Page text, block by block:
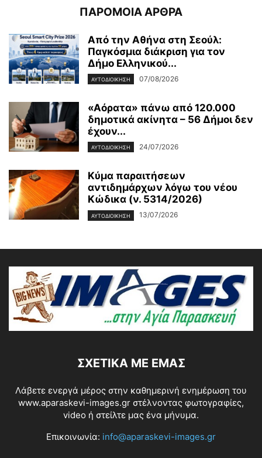
ΠΑΡΟΜΟΙΑ ΑΡΘΡΑ
Από την Αθήνα στη Σεούλ:
Παγκόσμια διάκριση για τον
Δήμο Ελληνικού...
ΑΥΤΟΔΙΟΙΚΗΣΗ 07/08/2026
«Αόρατα» πάνω από 120.000
δημοτικά ακίνητα – 56 Δήμοι δεν
έχουν...
ΑΥΤΟΔΙΟΙΚΗΣΗ 24/07/2026
Κύμα παραιτήσεων
αντιδημάρχων λόγω του νέου
Κώδικα (ν. 5314/2026)
ΑΥΤΟΔΙΟΙΚΗΣΗ 13/07/2026
ΣΧΕΤΙΚΆ ΜΕ ΕΜΆΣ
Λάβετε ενεργά μέρος στην καθημερινή ενημέρωση του
www.aparaskevi-images.gr στέλνοντας φωτογραφίες,
video ή στείλτε μας ένα μήνυμα.
Επικοινωνία: info@aparaskevi-images.gr